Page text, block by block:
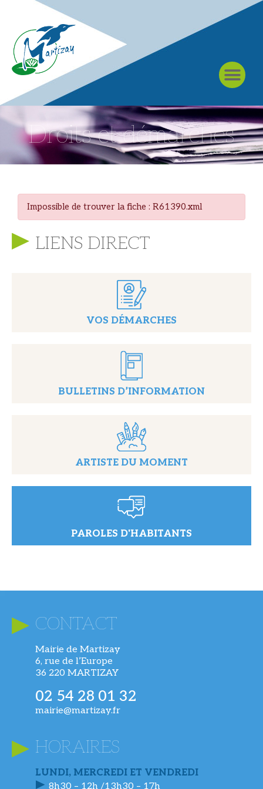
Droits et démarches
Impossible de trouver la fiche : R61390.xml
LIENS DIRECT
VOS DÉMARCHES
BULLETINS D’INFORMATION
ARTISTE DU MOMENT
PAROLES D'HABITANTS
CONTACT
Mairie de Martizay
6, rue de l’Europe
36 220 MARTIZAY
02 54 28 01 32
mairie@martizay.fr
HORAIRES
LUNDI, MERCREDI ET VENDREDI
8h30 – 12h /13h30 – 17h